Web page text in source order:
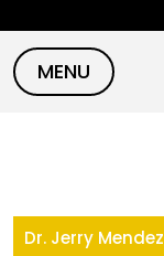
MENU
Dr. Jerry Mendez